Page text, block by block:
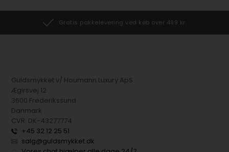
Gratis pakkelevering ved køb over 499 kr.
Guldsmykket v/ Houmann Luxury ApS
Ægirsvej 12
3600 Frederikssund
Danmark
CVR: DK-43277774
+45 32 12 25 51
salg@guldsmykket.dk